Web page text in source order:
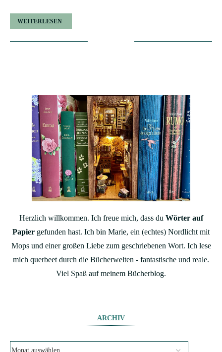
WEITERLESEN
Herzlich willkommen. Ich freue mich, dass du Wörter auf
Papier gefunden hast. Ich bin Marie, ein (echtes) Nordlicht mit
Mops und einer großen Liebe zum geschriebenen Wort. Ich lese
mich querbeet durch die Bücherwelten - fantastische und reale.
Viel Spaß auf meinem Bücherblog.
ARCHIV